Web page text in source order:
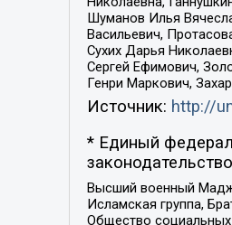
Шуманов Илья
Васильевич,
Сухих Дарья
Сергей Ефимович,
Генри Маркович,
Источник: http://
* Единый
Высший военный
Исламская группа,
Общество